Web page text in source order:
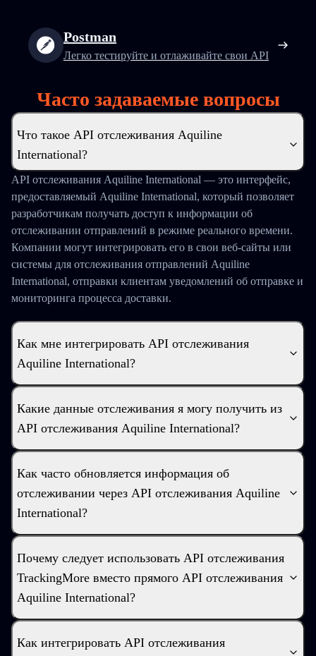
Postman
Легко тестируйте и отлаживайте свои API
Часто задаваемые вопросы
Что такое API отслеживания Aquiline
International?
API отслеживания Aquiline International — это интерфейс,
предоставляемый Aquiline International, который позволяет
разработчикам получать доступ к информации об
отслеживании отправлений в режиме реального времени.
Компании могут интегрировать его в свои веб-сайты или
системы для отслеживания отправлений Aquiline
International, отправки клиентам уведомлений об отправке и
мониторинга процесса доставки.
Как мне интегрировать API отслеживания
Aquiline International?
Какие данные отслеживания я могу получить из
API отслеживания Aquiline International?
Как часто обновляется информация об
отслеживании через API отслеживания Aquiline
International?
Почему следует использовать API отслеживания
TrackingMore вместо прямого API отслеживания
Aquiline International?
Как интегрировать API отслеживания